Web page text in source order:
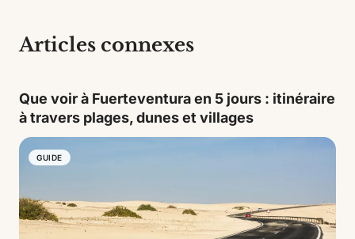
Articles connexes
Que voir à Fuerteventura en 5 jours : itinéraire
à travers plages, dunes et villages
GUIDE